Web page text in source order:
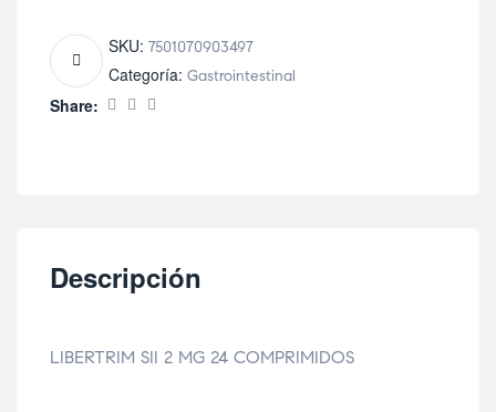
SKU: 7501070903497
Categoría: Gastrointestinal
Share:
Descripción
LIBERTRIM SII 2 MG 24 COMPRIMIDOS